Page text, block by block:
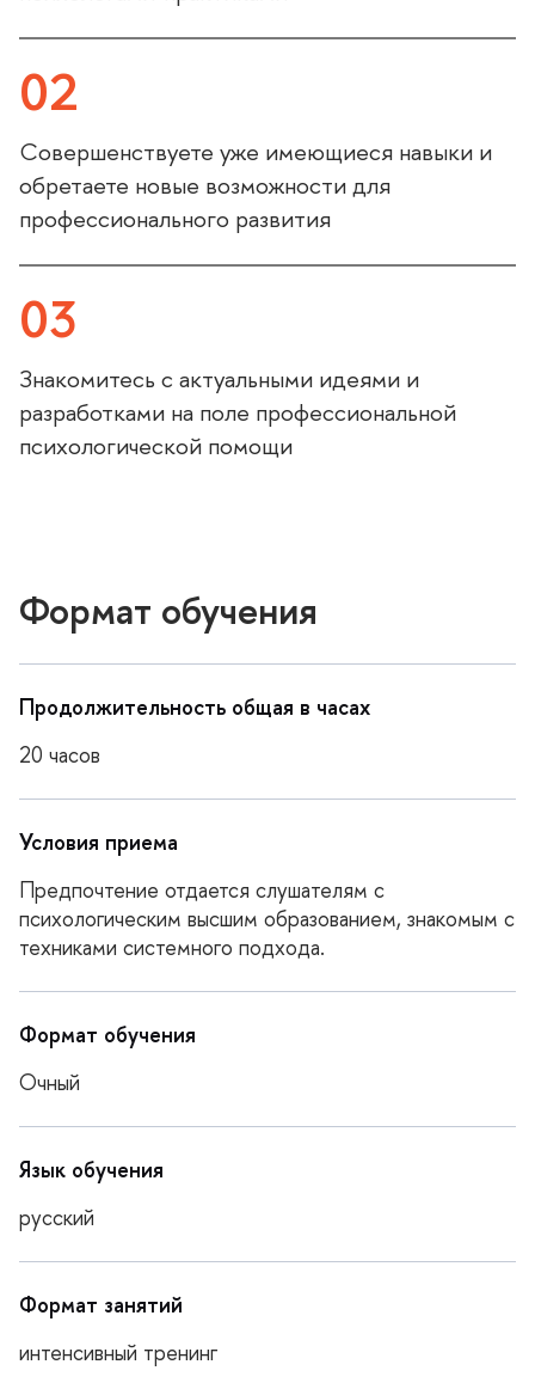
02
Совершенствуете уже имеющиеся навыки и
обретаете новые возможности для
профессионального развития
03
Знакомитесь с актуальными идеями и
разработками на поле профессиональной
психологической помощи
Формат обучения
Продолжительность общая в часах
20 часо
Условия приема
Предпочтение отдается слушателям с
психологическим высшим образованием, знакомым с
техниками системного подхода.
Формат обучения
Очный
Язык обучения
русский
Формат занятий
интенсивный тренин